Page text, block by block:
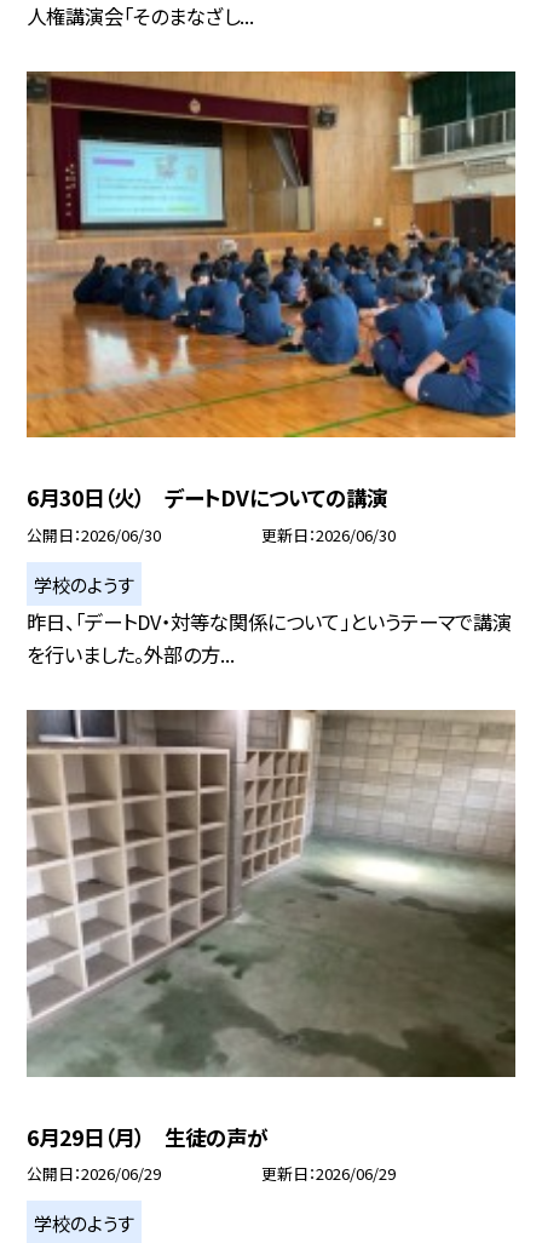
人権講演会「そのまなざし...
6月30日（火） デートDVについての講演
公開日 2026/06/30 更新日 2026/06/30
学校のようす
昨日、「デートDV・対等な関係について」というテーマで講演
を行いました。外部の方...
6月29日（月） 生徒の声が
公開日 2026/06/29 更新日 2026/06/29
学校のようす